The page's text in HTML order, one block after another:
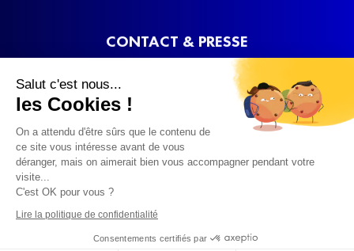
Salut c'est nous...
les Cookies !
On a attendu d'être sûrs que le contenu de
ce site vous intéresse avant de vous
déranger, mais on aimerait bien vous accompagner pendant votre
visite...
C'est OK pour vous ?
Lire la politique de confidentialité
Consentements certifiés par
CONTACT & PRESSE